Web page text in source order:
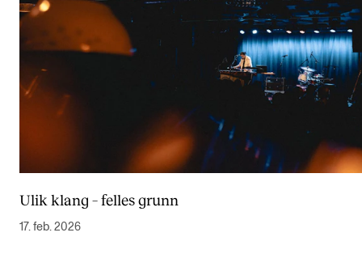
Ulik klang – felles grunn
17. feb. 2026